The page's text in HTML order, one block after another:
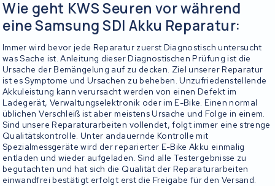
Wie geht KWS Seuren vor während
eine Samsung SDI Akku Reparatur:
Immer wird bevor jede Reparatur zuerst Diagnostisch untersucht
was Sache ist. Anleitung dieser Diagnostischen Prüfung ist die
Ursache der Bemängelung auf zu decken. Ziel unserer Reparatur
ist es Symptome und Ursachen zu beheben. Unzufriedenstellende
Akkuleistung kann verursacht werden von einen Defekt im
Ladegerät, Verwaltungselektronik oder im E-Bike. Einen normal
üblichen Verschleiß ist aber meistens Ursache und Folge in einem.
Sind unsere Reparaturarbeiten vollendet, folgt immer eine strenge
Qualitätskontrolle. Unter andauernde Kontrolle mit
Spezialmessgeräte wird der reparierter E-Bike Akku einmalig
entladen und wieder aufgeladen. Sind alle Testergebnisse zu
begutachten und hat sich die Qualität der Reparaturarbeiten
einwandfrei bestätigt erfolgt erst die Freigabe für den Versand.